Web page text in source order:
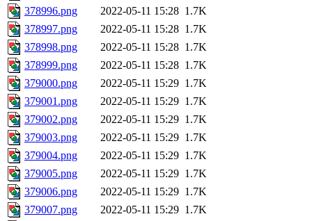
378996.png
2022-05-11 15:28 1.7K
378997.png
2022-05-11 15:28 1.7K
378998.png
2022-05-11 15:28 1.7K
378999.png
2022-05-11 15:28 1.7K
379000.png
2022-05-11 15:29 1.7K
379001.png
2022-05-11 15:29 1.7K
379002.png
2022-05-11 15:29 1.7K
379003.png
2022-05-11 15:29 1.7K
379004.png
2022-05-11 15:29 1.7K
379005.png
2022-05-11 15:29 1.7K
379006.png
2022-05-11 15:29 1.7K
379007.png
2022-05-11 15:29 1.7K